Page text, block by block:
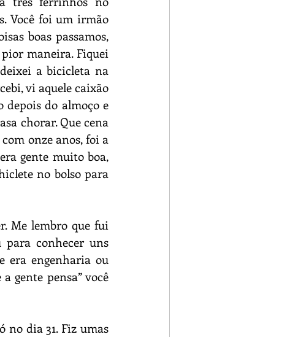
Você foi um irmão
boas passamos,
maneira. Fiquei
a bicicleta na
vi aquele caixão
do almoço e
chorar. Que cena
onze anos, foi a
gente muito boa,
no bolso para
Me lembro que fui
conhecer uns
era engenharia ou
gente pensa” você
no dia 31. Fiz umas